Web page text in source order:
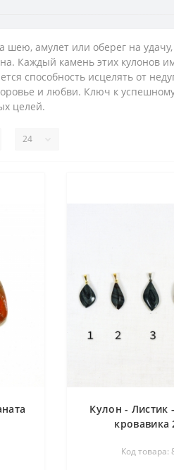
шею, амулет или оберег на
Каждый камень этих кулонов
способность исцелять от
и любви. Ключ к
целей.
Кулон -
кровавика
Код товара: